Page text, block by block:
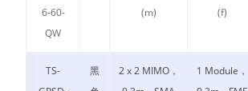
6-60-
QW
(m)
(f)
TS-
黑
2 x 2 MIMO，
1 Module，